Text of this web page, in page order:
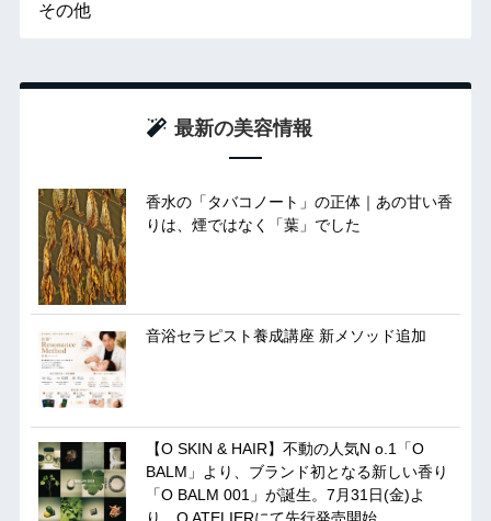
その他
最新の美容情報
香水の「タバコノート」の正体｜あの甘い香
りは、煙ではなく「葉」でした
音浴セラピスト養成講座 新メソッド追加
【O SKIN & HAIR】不動の人気N o.1「O
BALM」より、ブランド初となる新しい香り
「O BALM 001」が誕生。7月31日(金)よ
り、O ATELIERにて先行発売開始。